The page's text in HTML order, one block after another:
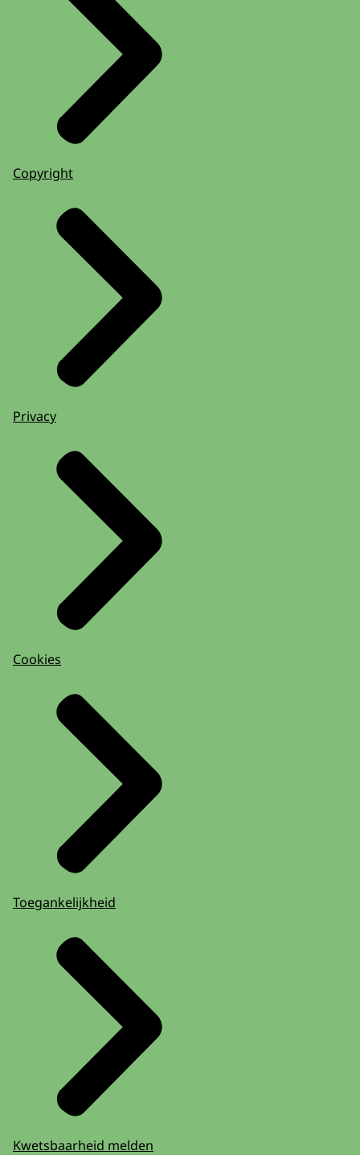
Copyright
Privacy
Cookies
Toegankelijkheid
Kwetsbaarheid melden